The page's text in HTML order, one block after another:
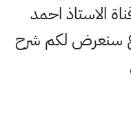
الاستاذ احمد
سنعرض لكم شرح